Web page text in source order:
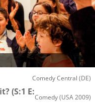
Comedy Central (DE)
(S:1 E:
Comedy(USA 2009)